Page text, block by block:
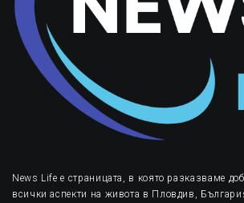
News Life е страницата, в която разказваме
всички аспекти на живота в Пловдив,